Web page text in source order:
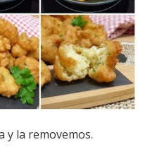
y la removemos.